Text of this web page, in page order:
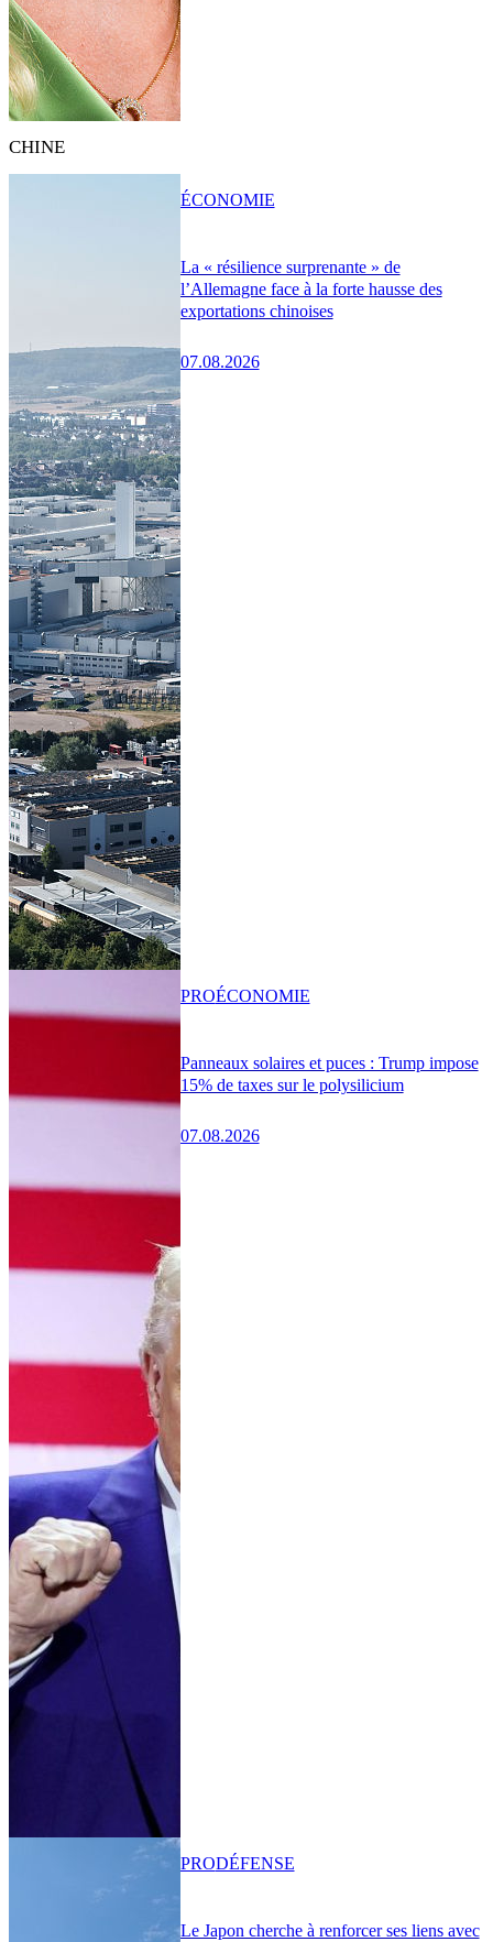
CHINE
La « résilience surprenante » de
l’Allemagne face à la forte hausse des
exportations chinoises
07.08.2026
ÉCONOMIE
Panneaux solaires et puces : Trump impose
15% de taxes sur le polysilicium
07.08.2026
PROÉCONOMIE
Le Japon cherche à renforcer ses liens avec
PRODÉFENSE